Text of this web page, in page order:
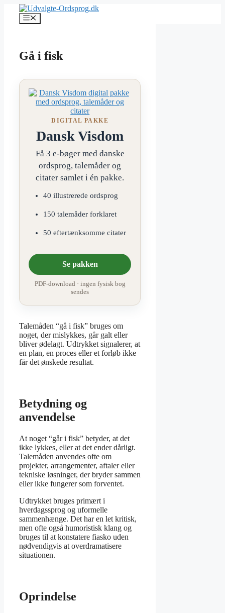
indhold
Menu
Gå i fisk
DIGITAL PAKKE
Dansk Visdom
Få 3 e-bøger med danske
ordsprog, talemåder og
citater samlet i én pakke.
40 illustrerede ordsprog
150 talemåder forklaret
50 eftertænksomme citater
Se pakken
PDF-download · ingen fysisk bog
sendes
Talemåden “gå i fisk” bruges om
noget, der mislykkes, går galt eller
bliver ødelagt. Udtrykket signalerer, at
en plan, en proces eller et forløb ikke
får det ønskede resultat.
Betydning og
anvendelse
At noget “går i fisk” betyder, at det
ikke lykkes, eller at det ender dårligt.
Talemåden anvendes ofte om
projekter, arrangementer, aftaler eller
tekniske løsninger, der bryder sammen
eller ikke fungerer som forventet.
Udtrykket bruges primært i
hverdagssprog og uformelle
sammenhænge. Det har en let kritisk,
men ofte også humoristisk klang og
bruges til at konstatere fiasko uden
nødvendigvis at overdramatisere
situationen.
Oprindelse